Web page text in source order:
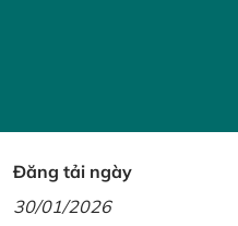
Đăng tải ngày
30/01/2026